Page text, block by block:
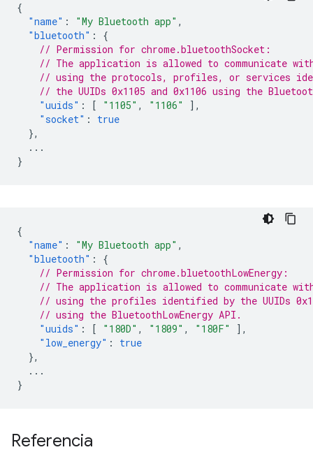
{
"name" : "My Bluetooth app" ,
"bluetooth" :
{
// Permission for chrome.bluetoothSocket:
// The application is allowed to communicate
// using the protocols, profiles, or services
// the UUIDs 0x1105 and 0x1106 using the
"uuids" : [ "1105" , "1106"
],
"socket" :
true
},
...
}
{
"name" : "My Bluetooth app" ,
"bluetooth" :
{
// Permission for chrome.bluetoothLowEnergy:
// The application is allowed to communicate
// using the profiles identified by the UUIDs
// using the BluetoothLowEnergy API.
"uuids" : [ "180D" , "1809" , "180F"
],
"low_energy" :
true
},
...
}
Referencia